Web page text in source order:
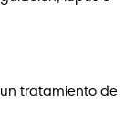
tratamiento de